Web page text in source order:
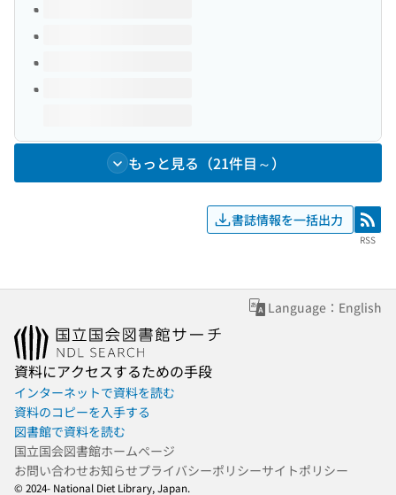
もっと見る（21件目～）
書誌情報を一括出力 RSS
RSS
Language：English
資料にアクセスするための手段
インターネットで資料を読む
資料のコピーを入手する
図書館で資料を読む
国立国会図書館ホームページ
お問い合わせお知らせプライバシーポリシーサイトポリシー
© 2024- National Diet Library, Japan.